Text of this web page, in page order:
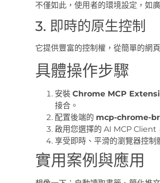
不僅如此，使用者的環境設定，如
3. 即時的原生控制
它提供豐富的控制權，從簡單的網
具體操作步驟
安裝 Chrome MCP
接合。
配置後端的 mcp-chrome-
啟用您選擇的 AI MCP Client
享受即時、平滑的瀏覽器控制
實用案例與應用